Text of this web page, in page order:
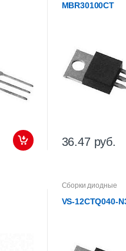
MBR30100CT
36.47 руб.
Сборки диодные
VS-12CTQ040-